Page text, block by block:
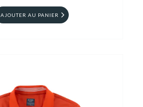
AJOUTER AU PANIER